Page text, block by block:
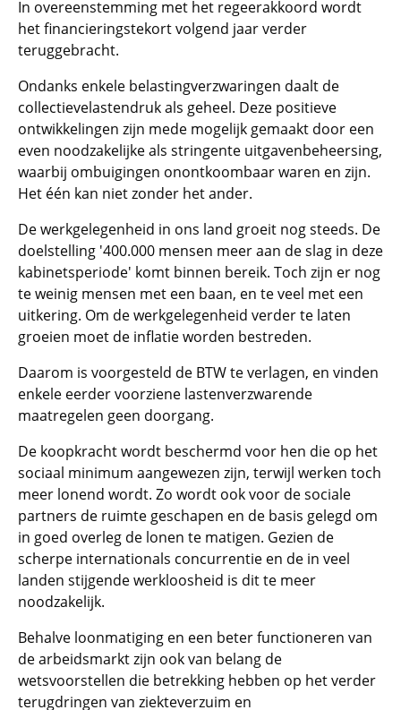
In overeenstemming met het regeerakkoord wordt
het financieringstekort volgend jaar verder
teruggebracht.
Ondanks enkele belastingverzwaringen daalt de
collectievelastendruk als geheel. Deze positieve
ontwikkelingen zijn mede mogelijk gemaakt door een
even noodzakelijke als stringente uitgavenbeheersing,
waarbij ombuigingen onontkoombaar waren en zijn.
Het één kan niet zonder het ander.
De werkgelegenheid in ons land groeit nog steeds. De
doelstelling '400.000 mensen meer aan de slag in deze
kabinetsperiode' komt binnen bereik. Toch zijn er nog
te weinig mensen met een baan, en te veel met een
uitkering. Om de werkgelegenheid verder te laten
groeien moet de inflatie worden bestreden.
Daarom is voorgesteld de BTW te verlagen, en vinden
enkele eerder voorziene lastenverzwarende
maatregelen geen doorgang.
De koopkracht wordt beschermd voor hen die op het
sociaal minimum aangewezen zijn, terwijl werken toch
meer lonend wordt. Zo wordt ook voor de sociale
partners de ruimte geschapen en de basis gelegd om
in goed overleg de lonen te matigen. Gezien de
scherpe internationals concurrentie en de in veel
landen stijgende werkloosheid is dit te meer
noodzakelijk.
Behalve loonmatiging en een beter functioneren van
de arbeidsmarkt zijn ook van belang de
wetsvoorstellen die betrekking hebben op het verder
terugdringen van ziekteverzuim en